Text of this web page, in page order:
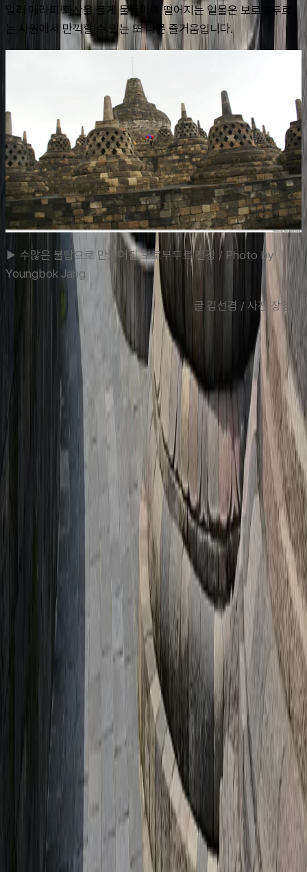
멀리 메라피 화산을 불게 물들이며 떨어지는 일몰은 보로부두르
는 사원에서 만끽할 수 있는 또 다른 즐거움입니다.
▶ 수많은 불탑으로 만들어진 보로부두르 전경 / Photo by
Youngbok Jang
글 김선겸 / 사진 장영복
아프리카
99 different holidays
하이킹 & 트레킹
신발끈 정보
신발끈스토리
99 different holidays
세계여행정보
체력지수와 서비스레벨
가이드 운영 안내